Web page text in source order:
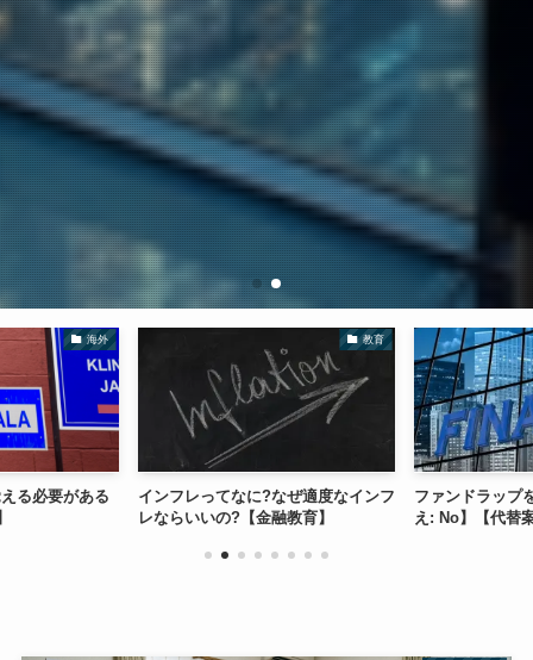
海外
る必要がある
教育
インフレってなに?なぜ適度なインフ
レならいいの?【金融教育】
ファンドラップ
え: No】【代替